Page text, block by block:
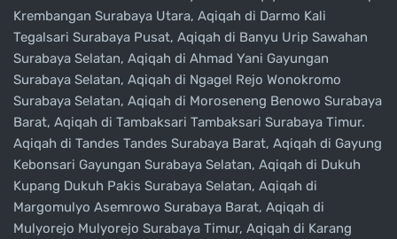
Krembangan Surabaya Utara, Aqiqah di Darmo Kali
Tegalsari Surabaya Pusat, Aqiqah di Banyu Urip Sawahan
Surabaya Selatan, Aqiqah di Ahmad Yani Gayungan
Surabaya Selatan, Aqiqah di Ngagel Rejo Wonokromo
Surabaya Selatan, Aqiqah di Moroseneng Benowo Surabaya
Barat, Aqiqah di Tambaksari Tambaksari Surabaya Timur.
Aqiqah di Tandes Tandes Surabaya Barat, Aqiqah di Gayung
Kebonsari Gayungan Surabaya Selatan, Aqiqah di Dukuh
Kupang Dukuh Pakis Surabaya Selatan, Aqiqah di
Margomulyo Asemrowo Surabaya Barat, Aqiqah di
Mulyorejo Mulyorejo Surabaya Timur, Aqiqah di Karang